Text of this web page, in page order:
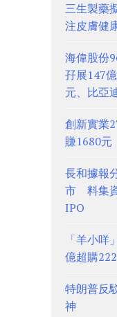
三生製藥
注皮膚健
海偉股份
孖展147
元、比亞
創新實業
賺1680
長和據報
市 料集
IPO
「羊小
億超購
特朗普反
神